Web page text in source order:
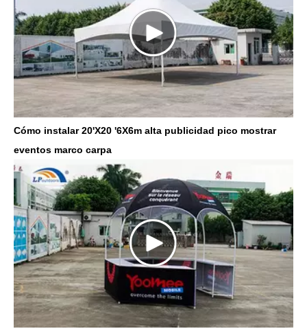
Cómo instalar 20'X20 '6X6m alta publicidad pico mostrar
eventos marco carpa